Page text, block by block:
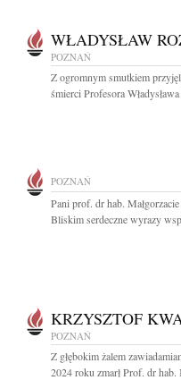
WŁADYSŁAW
POZNAŃ
Z ogromnym smutkiem
śmierci Profesora
POZNAŃ
Pani prof. dr hab.
Bliskim serdeczne wyrazy
KRZYSZTOF
POZNAŃ
Z głębokim żalem
2024 roku zmarł Prof. dr